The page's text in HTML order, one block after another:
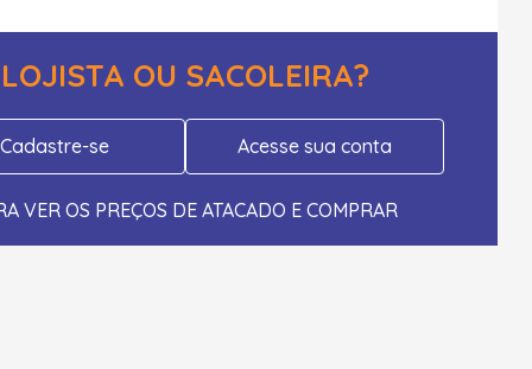
LOJISTA OU SACOLEIRA?
Cadastre-se Acesse sua conta
VER OS PREÇOS DE ATACADO E COMPRAR